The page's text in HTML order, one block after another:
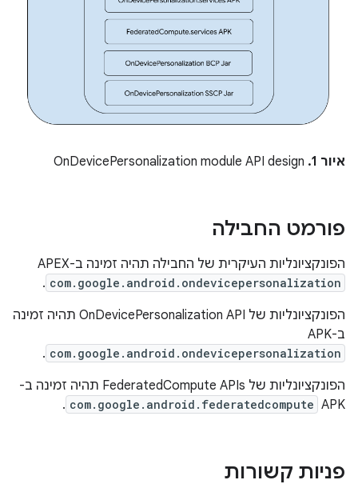
איור 1.
פורמט החבילה
הפונקציונליות העיקרית של החבילה תהיה זמינה ב-APEX
com.google.android.ondevicepersonalization
.
הפונקציונליות של OnDevicePersonalization API תהיה זמינה
ב-APK‏
com.google.android.ondevicepersonalization
.
הפונקציונליות של FederatedCompute APIs תהיה זמינה ב-
APK
com.google.android.federatedcompute
.
פניות קשורות